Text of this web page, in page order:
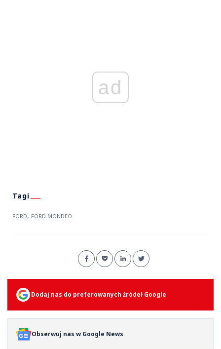
ad
FORD, FORD MONDEO
Dodaj nas do preferowanych źródeł Google
Obserwuj nas w Google News